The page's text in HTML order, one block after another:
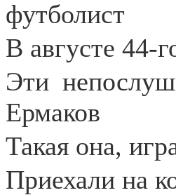
футболист
В августе 44-
Эти
Ермаков
Такая она,
Приехали на